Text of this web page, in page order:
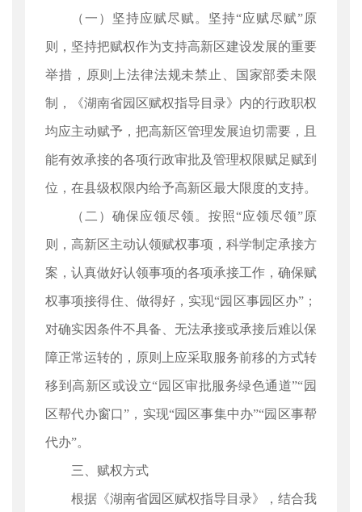
（一）坚持应赋尽赋。坚持“应赋尽赋”原
则，坚持把赋权作为支持高新区建设发展的重要
举措，原则上法律法规未禁止、国家部委未限
制，《湖南省园区赋权指导目录》内的行政职权
均应主动赋予，把高新区管理发展迫切需要，且
能有效承接的各项行政审批及管理权限赋足赋到
位，在县级权限内给予高新区最大限度的支持。
（二）确保应领尽领。按照“应领尽领”原
则，高新区主动认领赋权事项，科学制定承接方
案，认真做好认领事项的各项承接工作，确保赋
权事项接得住、做得好，实现“园区事园区办”；
对确实因条件不具备、无法承接或承接后难以保
障正常运转的，原则上应采取服务前移的方式转
移到高新区或设立“园区审批服务绿色通道”“园
区帮代办窗口”，实现“园区事集中办”“园区事帮
代办”。
三、赋权方式
根据《湖南省园区赋权指导目录》，结合我